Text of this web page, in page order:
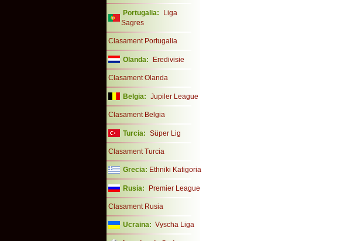
Portugalia:
Liga
Sagres
Clasament Portugalia
Olanda: Eredivisie
Clasament Olanda
Belgia: Jupiler League
Clasament Belgia
Turcia: Süper Lig
Clasament Turcia
Grecia: Ethniki Katigoria
Rusia: Premier League
Clasament Rusia
Ucraina: Vyscha Liga